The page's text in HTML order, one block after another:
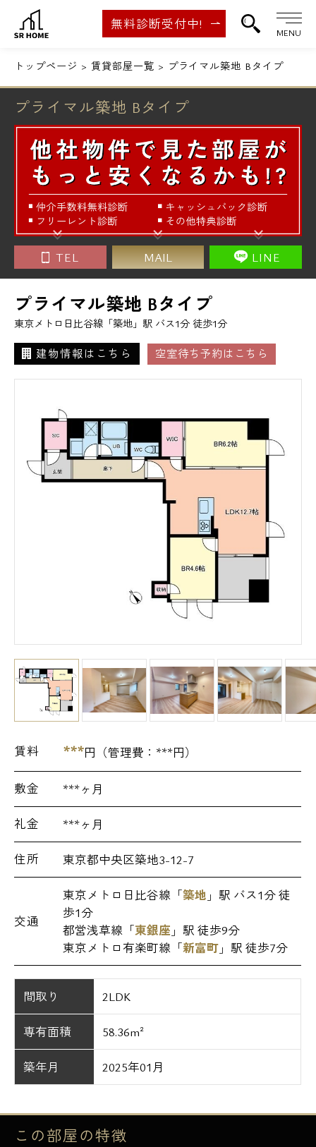
無料診断受付中!
MENU
トップページ 賃貸部屋一覧 プライマル築地 Bタイプ
プライマル築地 Bタイプ
TEL MAIL LINE
プライマル築地 Bタイプ
東京メトロ日比谷線「築地」駅 バス1分 徒歩1分
建物情報はこちら 空室待ち予約はこちら
賃料 ***円（管理費： ***円）
敷金 ***ヶ月
礼金 ***ヶ月
住所 東京都中央区築地3-12-7
交通
東京メトロ日比谷線「築地 」駅 バス1分 徒
歩1分
都営浅草線「東銀座 」駅 徒歩9分
東京メトロ有楽町線「新富町 」駅 徒歩7分
間取り 2LDK
専有面積 58.36m²
築年月 2025年01月
この部屋の特徴